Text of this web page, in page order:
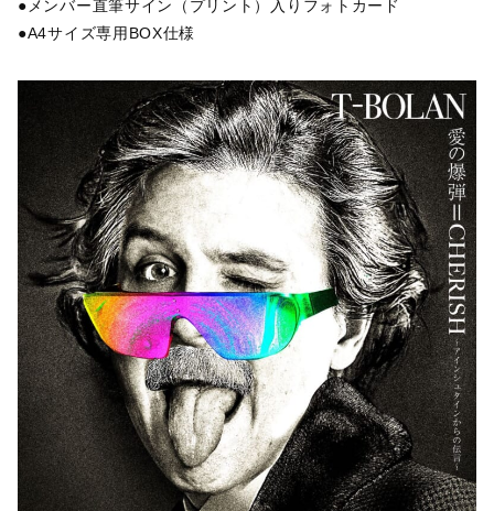
●メンバー直筆サイン（プリント）入りフォトカード
●A4サイズ専用BOX仕様